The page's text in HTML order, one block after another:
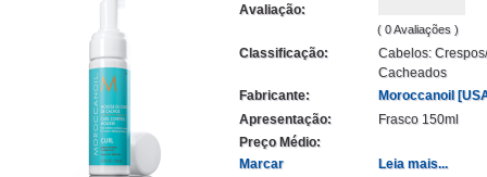
Avaliação:
( 0 Avaliações )
Classificação:
Cabelos: Crespos/
Cacheados
Fabricante:
Moroccanoil
Apresentação:
Frasco 150ml
Preço Médio:
Marcar
Leia mais...